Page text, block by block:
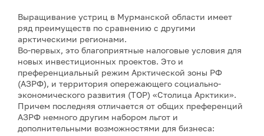
Выращивание устриц в Мурманской области имеет
ряд преимуществ по сравнению с другими
арктическими регионами.
Во-первых, это благоприятные налоговые условия для
новых инвестиционных проектов. Это и
преференциальный режим Арктической зоны РФ
(АЗРФ), и территория опережающего социально-
экономического развития (ТОР) «Столица Арктики».
Причем последняя отличается от общих преференций
АЗРФ немного другим набором льгот и
дополнительными возможностями для бизнеса: